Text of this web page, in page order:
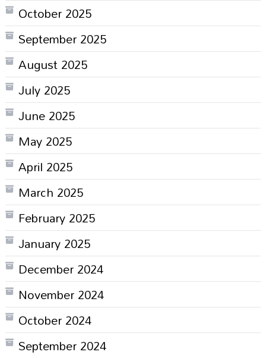
October 2025
September 2025
August 2025
July 2025
June 2025
May 2025
April 2025
March 2025
February 2025
January 2025
December 2024
November 2024
October 2024
September 2024